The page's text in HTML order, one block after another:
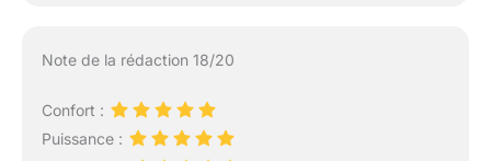
Note de la rédaction 18/20
Confort :
Puissance :